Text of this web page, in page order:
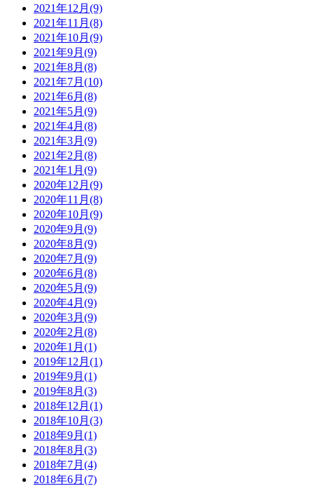
2021年12月(9)
2021年11月(8)
2021年10月(9)
2021年9月(9)
2021年8月(8)
2021年7月(10)
2021年6月(8)
2021年5月(9)
2021年4月(8)
2021年3月(9)
2021年2月(8)
2021年1月(9)
2020年12月(9)
2020年11月(8)
2020年10月(9)
2020年9月(9)
2020年8月(9)
2020年7月(9)
2020年6月(8)
2020年5月(9)
2020年4月(9)
2020年3月(9)
2020年2月(8)
2020年1月(1)
2019年12月(1)
2019年9月(1)
2019年8月(3)
2018年12月(1)
2018年10月(3)
2018年9月(1)
2018年8月(3)
2018年7月(4)
2018年6月(7)